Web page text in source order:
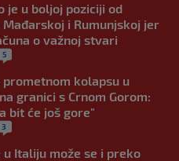
je u boljoj poziciji od
i Rumunjskoj jer
o važnoj stvari
5
prometnom kolapsu u
granici s Crnom Gorom:
bit će još gore"
3
u Italiju može se i preko